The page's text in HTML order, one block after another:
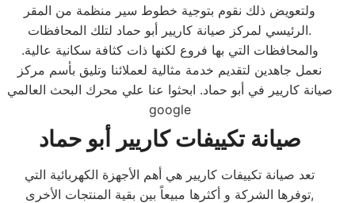
ولتعويض ذلك نقوم بتوجية خطوط سير منظمة من المقر
الرئيسي لمركز صيانة كاريير أبو حماد لتلك المحافظات.
والمحافظات التي بها فروع لكنها ذات كثافة سكانية عالية.
نعمل جاهدين لتقديم خدمة مثالية لعملائنا وتليق بأسم مركز
صيانة كاريير في أبو حماد. ابحثوا عنا علي محرك البحث العالمي
google
صيانة تكييفات كاريير أبو حماد
تعد صيانة تكييفات كاريير هي أهم الأجهزة الكهربائية التي
توفرها الشركة و أكثرها مبيعاً بين بقية المنتجات الأخرى,